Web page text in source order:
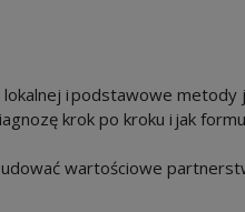
i podstawowe metody
krok po kroku i jak
wartościowe